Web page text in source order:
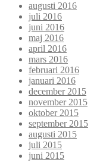
augusti 2016
juli 2016
juni 2016
maj 2016
april 2016
mars 2016
februari 2016
januari 2016
december 2015
november 2015
oktober 2015
september 2015
augusti 2015
juli 2015
juni 2015